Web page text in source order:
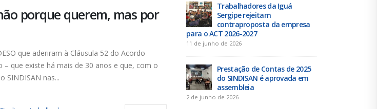
porque querem, mas por
que aderiram à Cláusula 52 do Acordo
– que existe há mais de 30 anos e que, com o
SINDISAN nas...
2025
em
Executiva e Conselho Fiscal do
SINDISAN acontece até o dia
Duas chapas inscritas para a
Trabalhadores da Iguá
Sergipe rejeitam
contraproposta da empresa
para o ACT 2026-2027
11 de junho de 2026
Prestação de Contas de 2025
do SINDISAN é aprovada em
assembleia
2 de junho de 2026